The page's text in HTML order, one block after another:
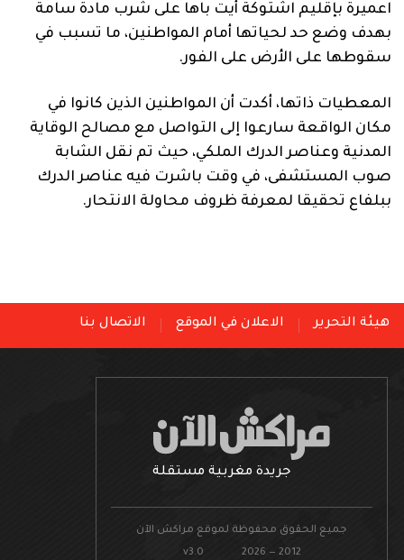
اعميرة بإقليم اشتوكة أيت باها على شرب مادة سامة
بهدف وضع حد لحياتها أمام المواطنين، ما تسبب في
سقوطها على الأرض على الفور.
المعطيات ذاتها، أكدت أن المواطنين الذين كانوا في
مكان الواقعة سارعوا إلى التواصل مع مصالح الوقاية
المدنية وعناصر الدرك الملكي، حيث تم نقل الشابة
صوب المستشفى، في وقت باشرت فيه عناصر الدرك
ببلفاع تحقيقا لمعرفة ظروف محاولة الانتحار.
هيئة التحرير الاعلان في الموقع الاتصال بنا
جريدة مغربية مستقلة
جميع الحقوق محفوظة لموقع مراكش الآن
v3.0 2026 — 2012